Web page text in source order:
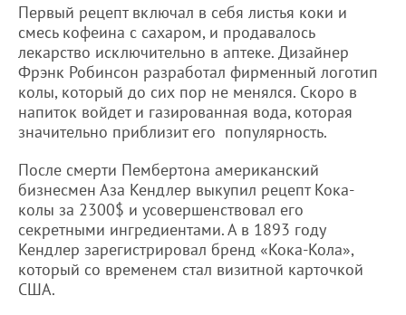
Первый рецепт включал в себя листья коки и
смесь кофеина с сахаром, и продавалось
лекарство исключительно в аптеке. Дизайнер
Фрэнк Робинсон разработал фирменный логотип
колы, который до сих пор не менялся. Скоро в
напиток войдет и газированная вода, которая
значительно приблизит его популярность.
После смерти Пембертона американский
бизнесмен Аза Кендлер выкупил рецепт Кока-
колы за 2300$ и усовершенствовал его
секретными ингредиентами. А в 1893 году
Кендлер зарегистрировал бренд «Кока-Кола»,
который со временем стал визитной карточкой
США.